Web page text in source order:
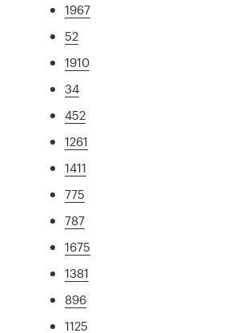
1967
52
1910
34
452
1261
1411
775
787
1675
1381
896
1125